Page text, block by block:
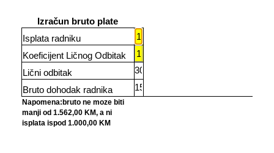
Izračun bruto plate
Isplata radniku
Koeficijent Ličnog Odbitak
Lični odbitak
Bruto dohodak radnika
Napomena:bruto ne moze biti
manji od 1.562,00 KM, a ni
isplata ispod 1.000,00 KM